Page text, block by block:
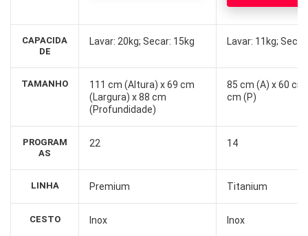
CAPACIDA
DE
TAMANHO
PROGRAM
AS
LINHA
CESTO
Lavar: 20kg; Secar: 15kg
111 cm (Altura) x 69 cm
(Largura) x 88 cm
(Profundidade)
22
Premium
Inox
Lavar: 11kg;
85 cm (A) x 60 cm
cm (P)
14
Titanium
Inox